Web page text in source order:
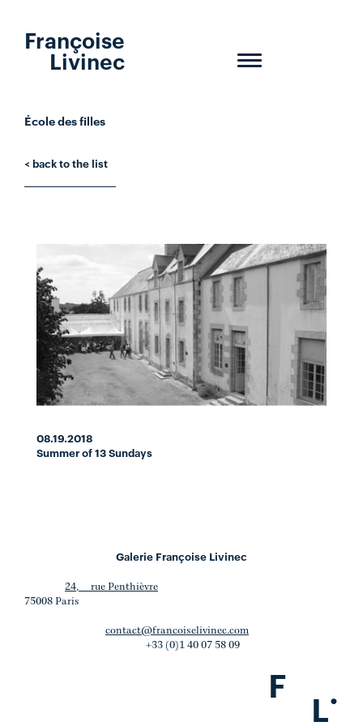
Toggle
Françoise
Livinec
École des filles
< back to the list
08.19.2018
Summer of 13 Sundays
Galerie Françoise Livinec
24, rue Penthièvre
75008 Paris
contact@francoiselivinec.com
+33 (0)1 40 07 58 09
F
L.